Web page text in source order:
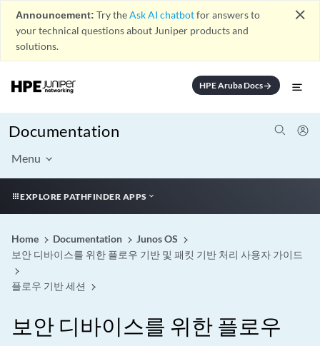
Announcement: Try theAsk AI chatbotfor answers to
your technical questions about Juniper products and
solutions.
close
HPE Aruba Docsarrow_forward
Documentation
Menu
EXPLORE PATHFINDER APPS
Home Documentation
Junos OS
보안 디바이스를 위한 플로우 기반 및 패킷 기반 처리 사용자 가이드
플로우 기반 세션
보안 디바이스를 위한 플로우